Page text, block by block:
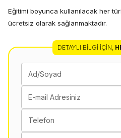
Eğitimi boyunca kullanılacak her
ücretsiz olarak sağlanmaktadır.
DETAYLI BILGI İÇIN
Ad/Soyad
E-mail Adresiniz
Telefon